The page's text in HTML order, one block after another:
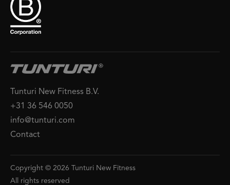
Tunturi New Fitness B.V.
+31 36 546 0050
info@tunturi.com
Contact
Copyright © 2026 Tunturi New Fitness
All rights reserved